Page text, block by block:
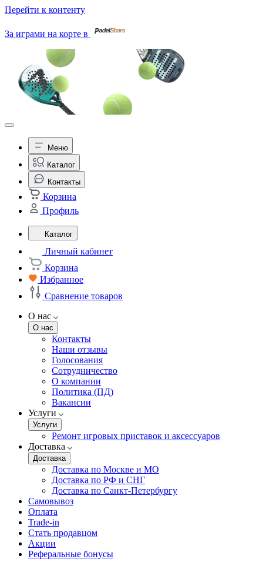
Перейти к контенту
За играми на корте в
Меню
Каталог
Контакты
Корзина
Профиль
Каталог
Личный кабинет
Корзина
Избранное
Сравнение товаров
О нас
О нас
Контакты
Наши отзывы
Голосования
Сотрудничество
О компании
Политика (ПД)
Вакансии
Услуги
Услуги
Ремонт игровых приставок и аксессуаров
Доставка
Доставка
Доставка по Москве и МО
Доставка по РФ и СНГ
Доставка по Санкт-Петербургу
Самовывоз
Оплата
Trade-in
Стать продавцом
Акции
Реферальные бонусы